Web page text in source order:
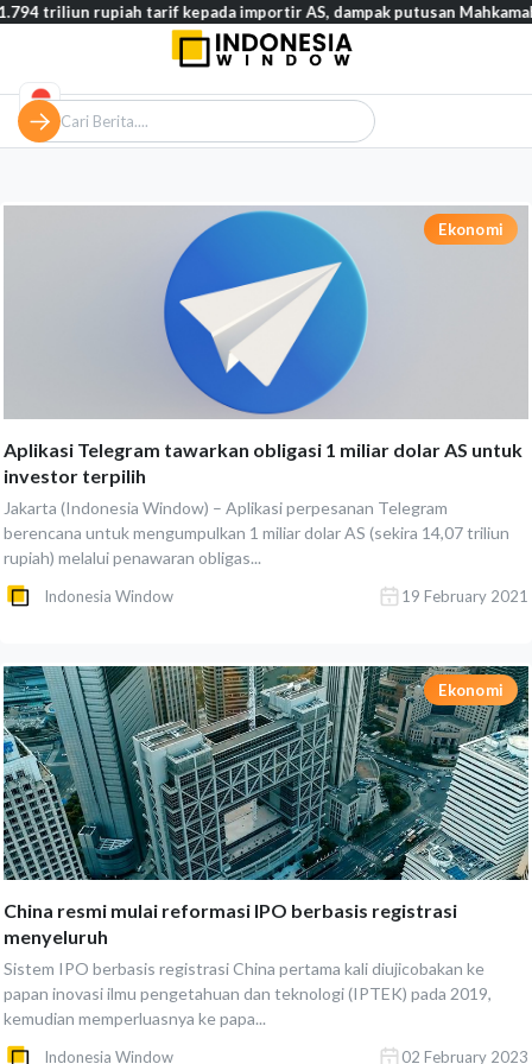
Ekonomi
Aplikasi Telegram tawarkan obligasi 1 miliar dolar AS untuk
investor terpilih
Jakarta (Indonesia Window) – Aplikasi perpesanan Telegram
berencana untuk mengumpulkan 1 miliar dolar AS (sekira 14,07 triliun
rupiah) melalui penawaran obligas...
Indonesia Window 19 February 2021
Ekonomi
China resmi mulai reformasi IPO berbasis registrasi
menyeluruh
Sistem IPO berbasis registrasi China pertama kali diujicobakan ke
papan inovasi ilmu pengetahuan dan teknologi (IPTEK) pada 2019,
kemudian memperluasnya ke papa...
Indonesia Window 02 February 2023
triliun rupiah tarif kepada importir AS, dampak putusan Mahkamah